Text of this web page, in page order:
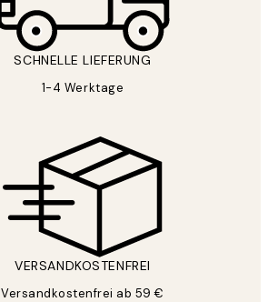
SCHNELLE LIEFERUNG
1-4 Werktage
VERSANDKOSTENFREI
Versandkostenfrei ab 59 €